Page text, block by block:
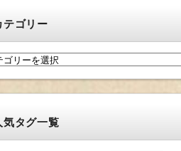
テゴリー
気タグ一覧